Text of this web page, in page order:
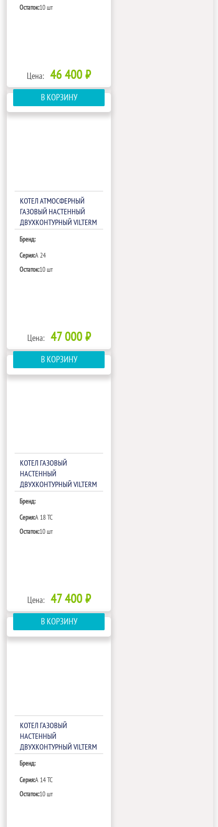
Остаток:10 шт
Цена: 46 400 ₽
В КОРЗИНУ
КОТЕЛ АТМОСФЕРНЫЙ
ГАЗОВЫЙ НАСТЕННЫЙ
ДВУХКОНТУРНЫЙ VILTERM
Бренд:
Серия:A 24
Остаток:10 шт
Цена: 47 000 ₽
В КОРЗИНУ
КОТЕЛ ГАЗОВЫЙ
НАСТЕННЫЙ
ДВУХКОНТУРНЫЙ VILTERM
Бренд:
Серия:A 18 TC
Остаток:10 шт
Цена: 47 400 ₽
В КОРЗИНУ
КОТЕЛ ГАЗОВЫЙ
НАСТЕННЫЙ
ДВУХКОНТУРНЫЙ VILTERM
Бренд:
Серия:A 14 TC
Остаток:10 шт